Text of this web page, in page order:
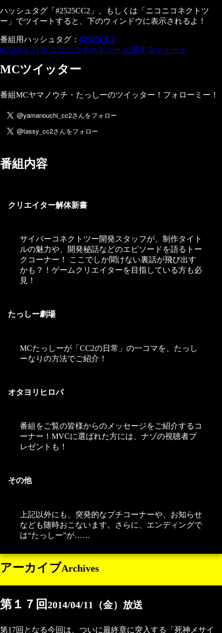
ハッシュタグ「#2525CC2」、もしくは「ニコニコネクトツ
ー」でツイートすると、下のウィンドウに表示されるよ！
番組用ハッシュタグ： #2525CC2
#2525CC2 OR ニコニコネクトツー に関するツイート
MCツイッター
番組MCヤマノウチ・たっしーのツイッター！フォローミー！
番組内容
クリエイター解体新書
サイバーコネクトツー開発スタッフが、制作タイト
ルの魅力や、開発秘話などのエピソードを語るトー
クコーナー！ ここでしか聞けない裏話が飛び出す
かも？！ゲームクリエイターを目指している方も必
見！
たっしー劇場
MCたっしーが「CC2の日常」の一コマを、たっし
ーなりの方法でご紹介！
オタヨリヒロバ
番組をご覧の皆様からのメッセージをご紹介するコ
ーナー！MVCに選ばれた方には、ナゾの視聴者プ
レゼントも！
その他
上記以外にも、突発的なプチコーナーや、お知らせ
なども随時おこないます。さらに、エンディングで
は“たっしー”が……
アーカイブArchives
第１７回2014/04/11（金）放送
第17回となる今回は、ついに最終章に突入する「死神メサイ